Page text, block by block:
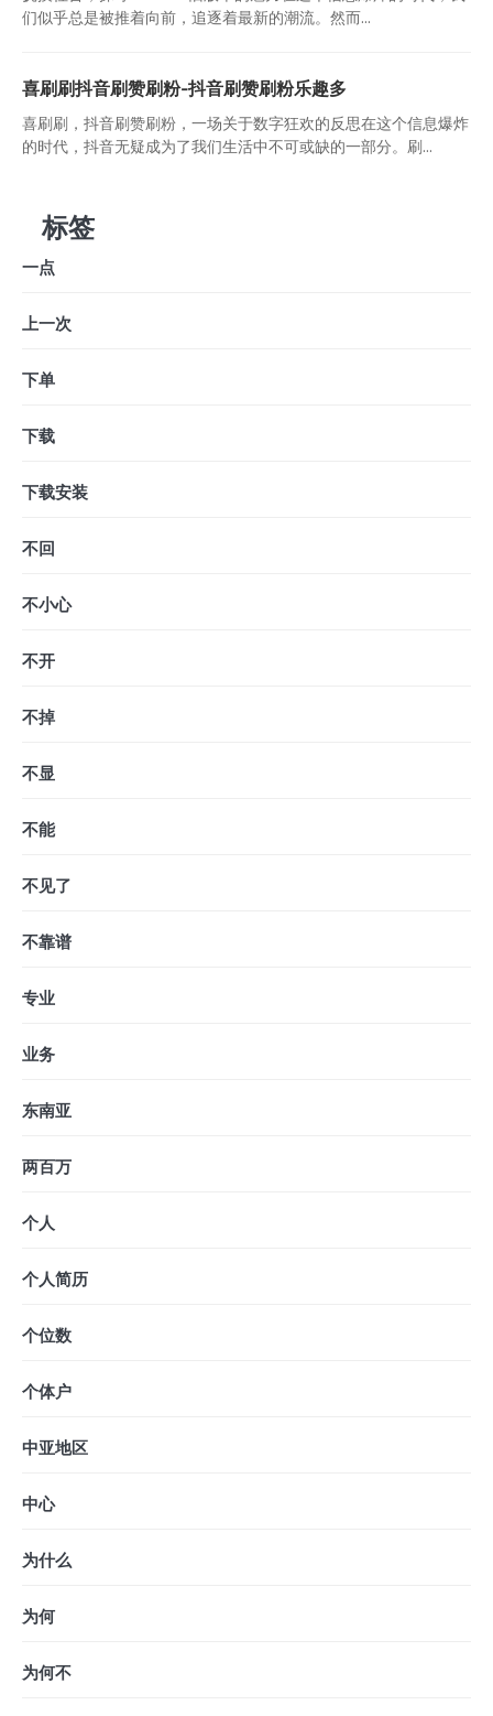
们似乎总是被推着向前，追逐着最新的潮流。然而...
喜刷刷抖音刷赞刷粉-抖音刷赞刷粉乐趣多
喜刷刷，抖音刷赞刷粉，一场关于数字狂欢的反思在这个信息爆炸
的时代，抖音无疑成为了我们生活中不可或缺的一部分。刷...
标签
一点
上一次
下单
下载
下载安装
不回
不小心
不开
不掉
不显
不能
不见了
不靠谱
专业
业务
东南亚
两百万
个人
个人简历
个位数
个体户
中亚地区
中心
为什么
为何
为何不